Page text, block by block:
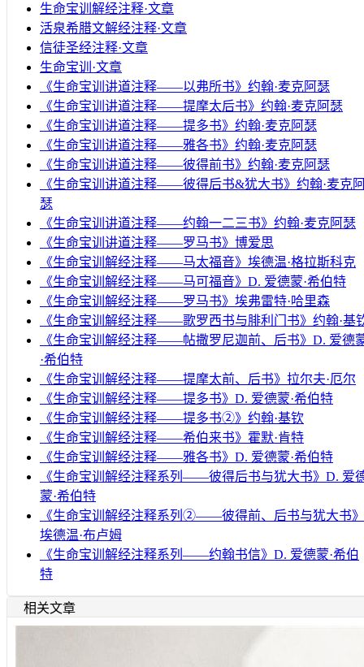
生命宝训解经注释·文章
活泉希腊文解经注释·文章
信徒圣经注释·文章
生命宝训·文章
《生命宝训讲道注释——以弗所书》约翰·麦克阿瑟
《生命宝训讲道注释——提摩太后书》约翰·麦克阿瑟
《生命宝训讲道注释——提多书》约翰·麦克阿瑟
《生命宝训讲道注释——雅各书》约翰·麦克阿瑟
《生命宝训讲道注释——彼得前书》约翰·麦克阿瑟
《生命宝训讲道注释——彼得后书&犹大书》约翰·麦克
瑟
《生命宝训讲道注释——约翰一二三书》约翰·麦克阿瑟
《生命宝训讲道注释——罗马书》博爱思
《生命宝训解经注释——马太福音》埃德温·格拉斯科克
《生命宝训解经注释——马可福音》D. 爱德蒙·希伯特
《生命宝训解经注释——罗马书》埃弗雷特·哈里森
《生命宝训解经注释——歌罗西书与腓利门书》约翰·基
《生命宝训解经注释——帖撒罗尼迦前、后书》D. 爱德
·希伯特
《生命宝训解经注释——提摩太前、后书》拉尔夫·厄尔
《生命宝训解经注释——提多书》D. 爱德蒙·希伯特
《生命宝训解经注释——提多书②》约翰·基钦
《生命宝训解经注释——希伯来书》霍默·肯特
《生命宝训解经注释——雅各书》D. 爱德蒙·希伯特
《生命宝训解经注释系列——彼得后书与犹大书》D. 爱
蒙·希伯特
《生命宝训解经注释系列②——彼得前、后书与犹大书》
埃德温·布卢姆
《生命宝训解经注释系列——约翰书信》D. 爱德蒙·希伯
特
相关文章